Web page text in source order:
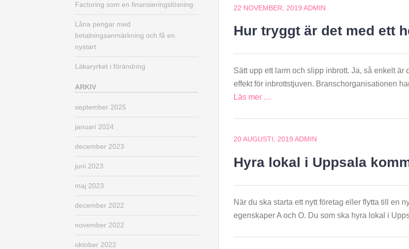
22 NOVEMBER, 2019 ADMIN
Hur tryggt är det med ett
Sätt upp ett larm och slipp inbrott. Ja, så enkelt
effekt för inbrottstjuven. Branschorganisationen
Läs mer …
20 AUGUSTI, 2019 ADMIN
Hyra lokal i Uppsala
När du ska starta ett nytt företag eller flytta till en
egenskaper A och O. Du som ska hyra lokal i
Factoring som en finansieringslösning
Låna pengar med
betalningsanmärkning och få en
nystart
Läkaryrket i förändring
ARKIV
september 2025
januari 2024
december 2023
juni 2023
maj 2023
december 2022
november 2022
oktober 2022